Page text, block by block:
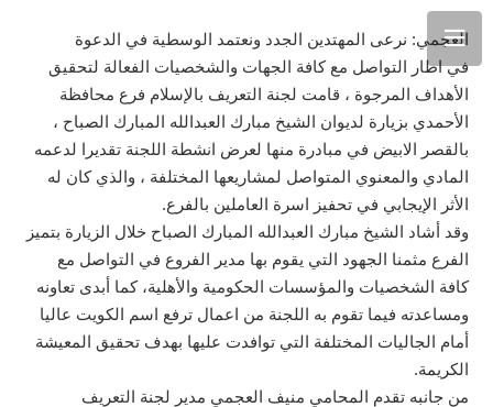
العجمي: نرعى المهتدين الجدد ونعتمد الوسطية في الدعوة
في اطار التواصل مع كافة الجهات والشخصيات الفعالة لتحقيق
الأهداف المرجوة ، قامت لجنة التعريف بالإسلام فرع محافظة
الأحمدي بزيارة لديوان الشيخ مبارك العبدالله المبارك الصباح ،
بالقصر الابيض في مبادرة منها لعرض انشطة اللجنة تقديرا لدعمه
المادي والمعنوي المتواصل لمشاريعها المختلفة ، والذي كان له
الأثر الإيجابي في تحفيز اسرة العاملين بالفرع.
وقد أشاد الشيخ مبارك العبدالله المبارك الصباح خلال الزيارة بتميز
الفرع مثمنا الجهود التي يقوم بها مدير الفروع في التواصل مع
كافة الشخصيات والمؤسسات الحكومية والأهلية، كما أبدى تعاونه
ومساعدته فيما تقوم به اللجنة من اعمال ترفع اسم الكويت عاليا
أمام الجاليات المختلفة التي توافدت عليها بهدف تحقيق المعيشة
الكريمة.
من جانبه تقدم المحامي منيف العجمي مدير لجنة التعريف